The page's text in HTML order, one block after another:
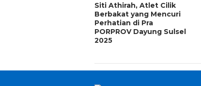
Siti Athirah, Atlet Cilik
Berbakat yang Mencuri
Perhatian di Pra
PORPROV Dayung Sulsel
2025